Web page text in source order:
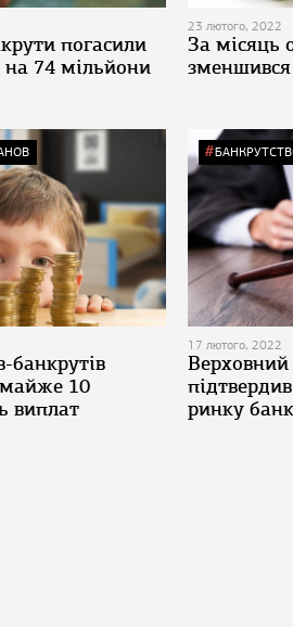
погасили
на 74 мільйони
23 лютого, 2022
За місяць
зменшився
банкрутів
майже 10
виплат
17 лютого, 2022
Верховний
ринку